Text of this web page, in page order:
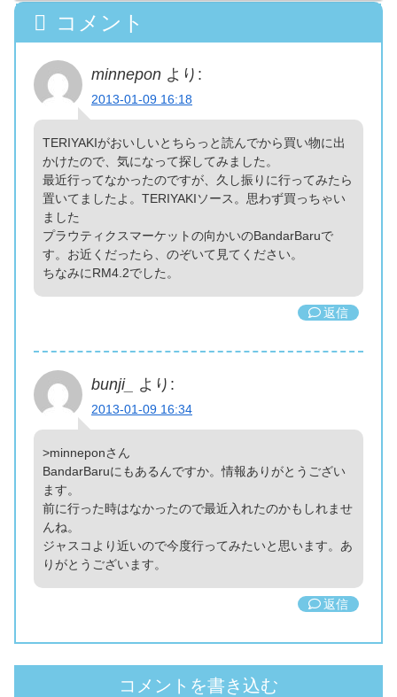
コメント
minnepon より:
2013-01-09 16:18
TERIYAKIがおいしいとちらっと読んでから買い物に出
かけたので、気になって探してみました。
最近行ってなかったのですが、久し振りに行ってみたら
置いてましたよ。TERIYAKIソース。思わず買っちゃい
ました
プラウティクスマーケットの向かいのBandarBaruで
す。お近くだったら、のぞいて見てください。
ちなみにRM4.2でした。
返信
bunji_ より:
2013-01-09 16:34
>minneponさん
BandarBaruにもあるんですか。情報ありがとうござい
ます。
前に行った時はなかったので最近入れたのかもしれませ
んね。
ジャスコより近いので今度行ってみたいと思います。あ
りがとうございます。
返信
コメントを書き込む